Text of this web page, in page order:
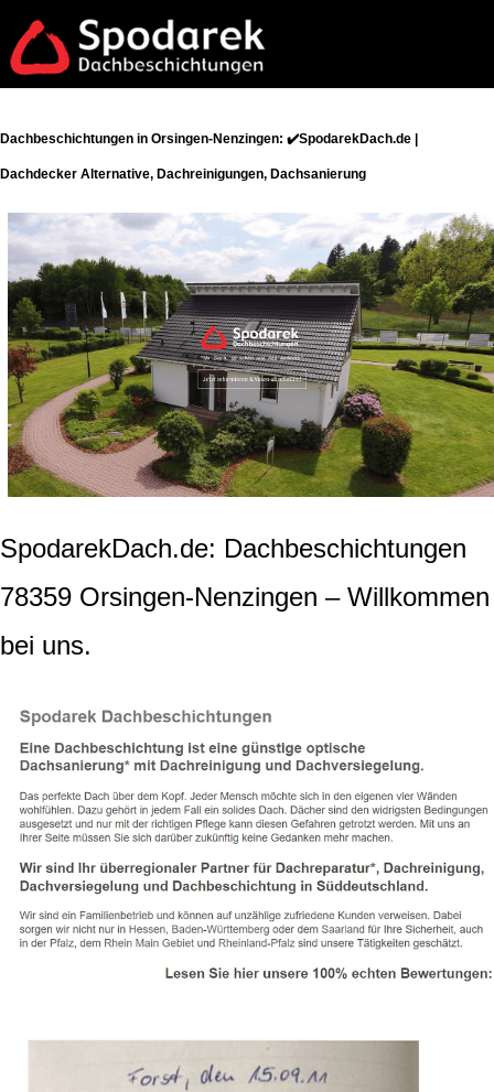
Dachbeschichtungen in Orsingen-Nenzingen: ✔️SpodarekDach.de |
Dachdecker Alternative, Dachreinigungen, Dachsanierung
SpodarekDach.de: Dachbeschichtungen
78359 Orsingen-Nenzingen – Willkommen
bei uns.